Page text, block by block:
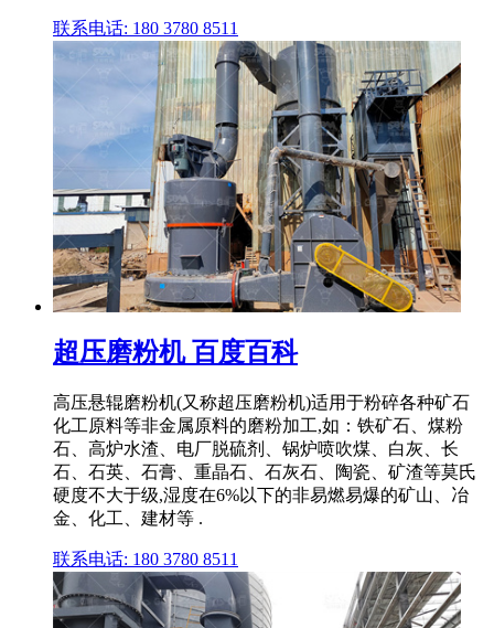
联系电话: 180 3780 8511
超压磨粉机 百度百科
高压悬辊磨粉机(又称超压磨粉机)适用于粉碎各种矿石
化工原料等非金属原料的磨粉加工,如：铁矿石、煤粉
石、高炉水渣、电厂脱硫剂、锅炉喷吹煤、白灰、长
石、石英、石膏、重晶石、石灰石、陶瓷、矿渣等莫氏
硬度不大于级,湿度在6%以下的非易燃易爆的矿山、冶
金、化工、建材等 .
联系电话: 180 3780 8511